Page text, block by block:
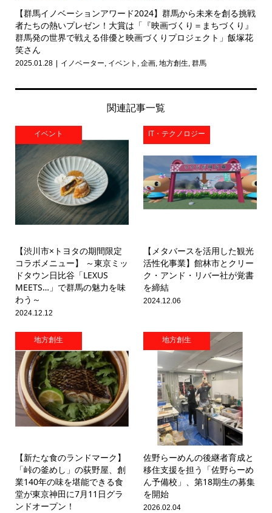
【群馬イノベーションアワード2024】群馬から未来を創る挑戦
者たちの熱いプレゼン！大賞は「『映画づくり＝まちづくり』
群馬発の世界で戦える俳優と映画づくりプロジェクト」飯塚花
笑さん
2025.01.28 イノベーター, イベント , 企画, 地方創生, 群馬
関連記事一覧
イベント
【渋川市×トヨタの期間限定
コラボメニュー】 ～東京ミッ
ドタウン日比谷「LEXUS
MEETS…」で群馬の魅力を味
わう～
2024.12.12
IT・テクノロジー
【メタバースを活用した観光
活性化事業】館林市とクリー
ク・アンド・リバー社が覚書
を締結
2024.12.06
地方創生
【新たな食のランドマーク】
「峠の釜めし」の荻野屋、創
業140年の味を堪能できる食
堂が東京神田に7月11日グラ
ンドオープン！
地方創生
佐野らーめんの後継者育成と
移住支援を担う「佐野らーめ
ん予備校」、第18期生の募集
を開始
2026.02.04